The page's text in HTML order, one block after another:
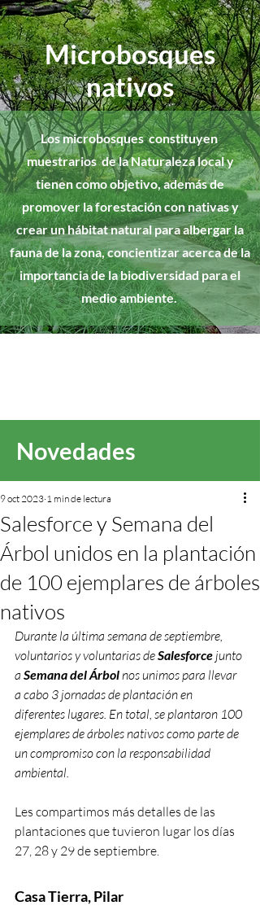
Microbosques
nativos
Los microbosques constituyen
muestrarios de la Naturaleza local y
tienen como objetivo, además de
promover la forestación con nativas y
crear un hábitat natural para albergar la
fauna de la zona, concientizar acerca de la
importancia de la biodiversidad para el
medio ambiente.
Novedades
Salesforce y Semana del
Árbol unidos en la plantación
de 100 ejemplares de árboles
nativos
9 oct 2023 1 min de lectura
Durante la última semana de septiembre,
voluntarios y voluntarias de Salesforce junto
a Semana del Árbol nos unimos para llevar
a cabo 3 jornadas de plantación en
diferentes lugares. En total, se plantaron 100
ejemplares de árboles nativos como parte de
un compromiso con la responsabilidad
ambiental.
Les compartimos más detalles de las
plantaciones que tuvieron lugar los días
27, 28 y 29 de septiembre.
Casa Tierra, Pilar